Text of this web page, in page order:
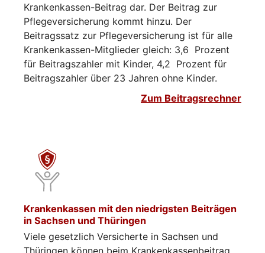
Krankenkassen-Beitrag dar. Der Beitrag zur
Pflegeversicherung kommt hinzu. Der
Beitragssatz zur Pflegeversicherung ist für alle
Krankenkassen-Mitglieder gleich: 3,6 Prozent
für Beitragszahler mit Kinder, 4,2 Prozent für
Beitragszahler über 23 Jahren ohne Kinder.
Zum Beitragsrechner
Krankenkassen mit den niedrigsten Beiträgen
in Sachsen und Thüringen
Viele gesetzlich Versicherte in Sachsen und
Thüringen können beim Krankenkassenbeitrag